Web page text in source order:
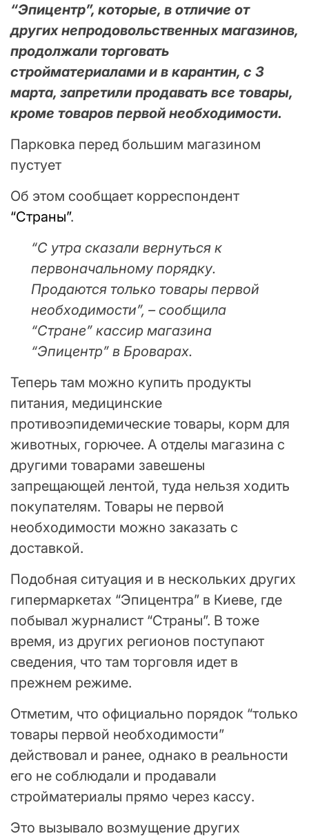
“Эпицентр”, которые, в отличие от
других непродовольственных магазинов,
продолжали торговать
стройматериалами и в карантин, с 3
марта, запретили продавать все товары,
кроме товаров первой необходимости.
Парковка перед большим магазином
пустует
Об этом сообщает корреспондент
“Страны”.
“С утра сказали вернуться к
первоначальному порядку.
Продаются только товары первой
необходимости”, – сообщила
“Стране” кассир магазина
“Эпицентр” в Броварах.
Теперь там можно купить продукты
питания, медицинские
противоэпидемические товары, корм для
животных, горючее. А отделы магазина с
другими товарами завешены
запрещающей лентой, туда нельзя ходить
покупателям. Товары не первой
необходимости можно заказать с
доставкой.
Подобная ситуация и в нескольких других
гипермаркетах “Эпицентра” в Киеве, где
побывал журналист “Страны”. В тоже
время, из других регионов поступают
сведения, что там торговля идет в
прежнем режиме.
Отметим, что официально порядок “только
товары первой необходимости”
действовал и ранее, однако в реальности
его не соблюдали и продавали
стройматериалы прямо через кассу.
Это вызывало возмущение других